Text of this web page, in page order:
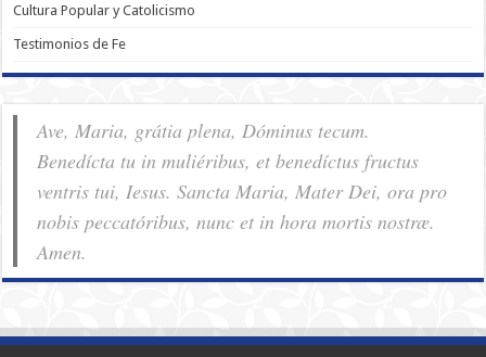
Cultura Popular y Catolicismo
Testimonios de Fe
Ave, Maria, grátia plena, Dóminus tecum.
Benedícta tu in muliéribus, et benedíctus fructus
ventris tui, Iesus. Sancta Maria, Mater Dei, ora pro
nobis pec­ca­tóribus, nunc et in hora mortis nostræ.
Amen.